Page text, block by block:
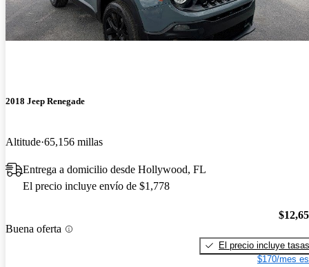
2018 Jeep Renegade
Altitude 65,156 millas
Entrega a domicilio desde Hollywood, FL
El precio incluye envío de $1,778
Buena oferta
El precio incluye tasas
$170/mes